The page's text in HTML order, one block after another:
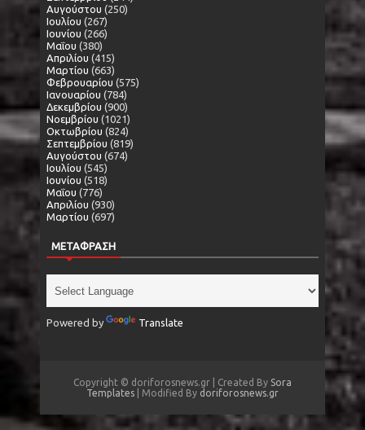
Αυγούστου (250)
Ιουλίου (267)
Ιουνίου (266)
Μαΐου (380)
Απριλίου (415)
Μαρτίου (663)
Φεβρουαρίου (575)
Ιανουαρίου (784)
Δεκεμβρίου (900)
Νοεμβρίου (1021)
Οκτωβρίου (824)
Σεπτεμβρίου (819)
Αυγούστου (674)
Ιουλίου (545)
Ιουνίου (518)
Μαΐου (776)
Απριλίου (930)
Μαρτίου (697)
ΜΕΤΑΦΡΑΣΗ
Powered by Translate
Copyright © doriforosnews.gr | Created By Sora
Templates | Modified By doriforosnews.gr